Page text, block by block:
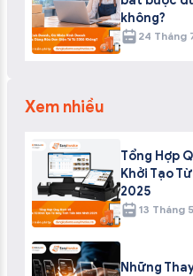
không?
24 Tháng
Xem nhiều
Tổng Hợp
Khởi Tạo
2025
13 Tháng
Những